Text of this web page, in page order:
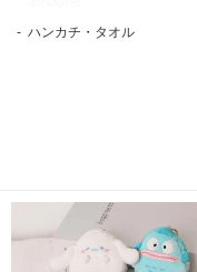
ハンカチ・タオル